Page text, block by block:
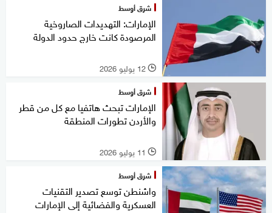
شرق أوسط
الإمارات: التهديدات الصاروخية
المرصودة كانت خارج حدود الدولة
l 12 يوليو 2026
شرق أوسط
الإمارات تبحث هاتفيا مع كل من قطر
والأردن تطورات المنطقة
l 11 يوليو 2026
شرق أوسط
واشنطن توسع تصدير التقنيات
العسكرية والفضائية إلى الإمارات